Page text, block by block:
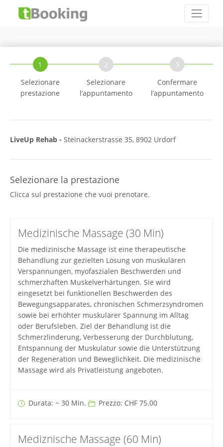
1
Selezionare
prestazione
2
Selezionare
l’appuntamento
3
Confermare
l’appuntamento
LiveUp Rehab - Steinackerstrasse 35, 8902 Urdorf
Selezionare la prestazione
Clicca sul prestazione che vuoi prenotare.
Medizinische Massage (30 Min)
Die medizinische Massage ist eine therapeutische
Behandlung zur gezielten Lösung von muskulären
Verspannungen, myofaszialen Beschwerden und
schmerzhaften Muskelverhärtungen. Sie wird
eingesetzt bei funktionellen Beschwerden des
Bewegungsapparates, chronischen Schmerzsyndromen
sowie bei erhöhter muskulärer Spannung im Alltag
oder Berufsleben. Ziel der Behandlung ist die
Schmerzlinderung, Verbesserung der Durchblutung,
Entspannung der Muskulatur sowie die Unterstützung
der Regeneration und Beweglichkeit. Die medizinische
Massage wird als Privatleistung angeboten.
Durata: ~ 30 Min. Prezzo: CHF 75.00
Mediznische Massage (60 Min)